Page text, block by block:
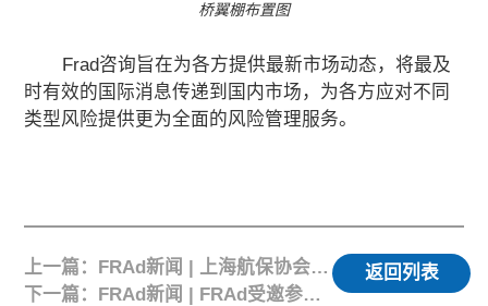
桥翼棚布置图
Frad咨询旨在为各方提供最新市场动态，将最及
时有效的国际消息传递到国内市场，为各方应对不同
类型风险提供更为全面的风险管理服务。
上一篇：FRAd新闻 | 上海航保协会葛琪主任莅临我司指导工作
下一篇：FRAd新闻 | FRAd受邀参加CESAM组织的2024年全球专业研讨会
返回列表